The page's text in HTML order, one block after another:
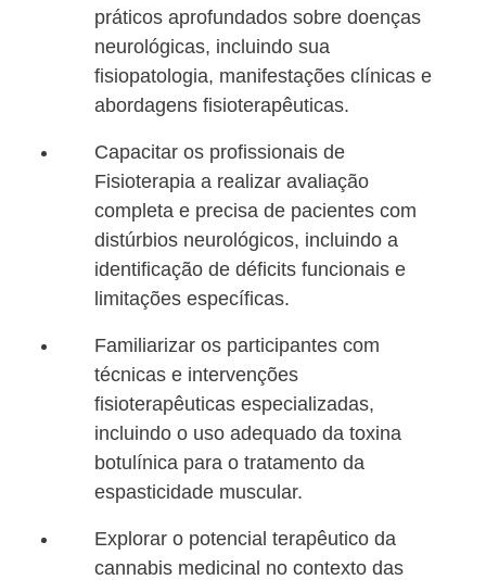
práticos aprofundados sobre doenças
neurológicas, incluindo sua
fisiopatologia, manifestações clínicas e
abordagens fisioterapêuticas.
Capacitar os profissionais de
Fisioterapia a realizar avaliação
completa e precisa de pacientes com
distúrbios neurológicos, incluindo a
identificação de déficits funcionais e
limitações específicas.
Familiarizar os participantes com
técnicas e intervenções
fisioterapêuticas especializadas,
incluindo o uso adequado da toxina
botulínica para o tratamento da
espasticidade muscular.
Explorar o potencial terapêutico da
cannabis medicinal no contexto das